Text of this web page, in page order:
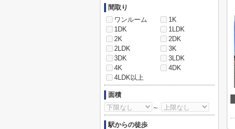
間取り
ワンルーム
1K
1DK
1LDK
2K
2DK
2LDK
3K
3DK
3LDK
4K
4DK
4LDK以上
面積
～
駅からの徒歩